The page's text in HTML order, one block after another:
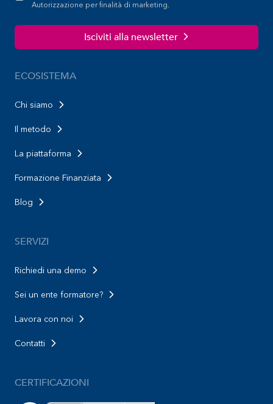
Autorizzazione per finalità di marketing.
Isciviti alla newsletter
ECOSISTEMA
Chi siamo
Il metodo
La piattaforma
Formazione Finanziata
Blog
SERVIZI
Richiedi una demo
Sei un ente formatore?
Lavora con noi
Contatti
CERTIFICAZIONI